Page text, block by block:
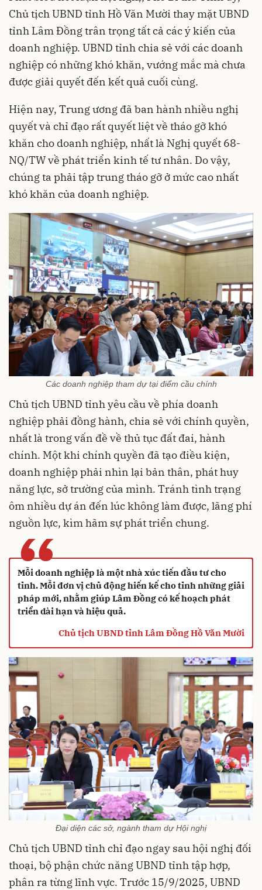
Chủ tịch UBND tỉnh Hồ Văn Mười thay mặt UBND
tỉnh Lâm Đồng trân trọng tất cả các ý kiến của
doanh nghiệp. UBND tỉnh chia sẻ với các doanh
nghiệp có những khó khăn, vướng mắc mà chưa
được giải quyết đến kết quả cuối cùng.
Hiện nay, Trung ương đã ban hành nhiều nghị
quyết và chỉ đạo rất quyết liệt về tháo gỡ khó
khăn cho doanh nghiệp, nhất là Nghị quyết 68-
NQ/TW về phát triển kinh tế tư nhân. Do vậy,
chúng ta phải tập trung tháo gỡ ở mức cao nhất
khó khăn của doanh nghiệp.
Các doanh nghiệp tham dự tại điểm cầu chính
Chủ tịch UBND tỉnh yêu cầu về phía doanh
nghiệp phải đồng hành, chia sẻ với chính quyền,
nhất là trong vấn đề về thủ tục đất đai, hành
chính. Một khi chính quyền đã tạo điều kiện,
doanh nghiệp phải nhìn lại bản thân, phát huy
năng lực, sở trường của mình. Tránh tình trạng
ôm nhiều dự án đến lúc không làm được, lãng phí
nguồn lực, kìm hãm sự phát triển chung.
“
Mỗi doanh nghiệp là một nhà xúc tiến đầu tư cho
tỉnh. Mỗi đơn vị chủ động hiến kế cho tỉnh những giải
pháp mới, nhằm giúp Lâm Đồng có kế hoạch phát
triển dài hạn và hiệu quả.
Chủ tịch UBND tỉnh Lâm Đồng Hồ Văn Mười
Đại diện các sở, ngành tham dự Hội nghị
Chủ tịch UBND tỉnh chỉ đạo ngay sau hội nghị đối
thoại, bộ phận chức năng UBND tỉnh tập hợp,
phân ra từng lĩnh vực. Trước 15/9/2025, UBND